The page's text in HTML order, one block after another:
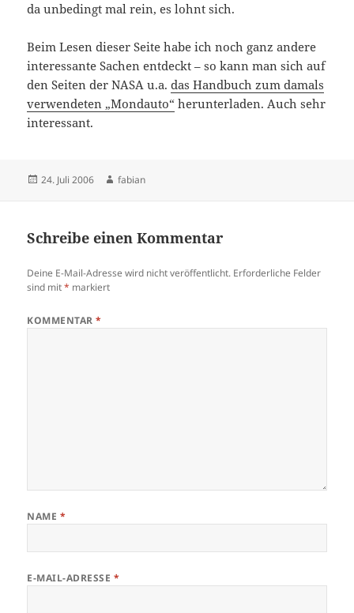
da unbedingt mal rein, es lohnt sich.
Beim Lesen dieser Seite habe ich noch ganz andere
interessante Sachen entdeckt – so kann man sich auf
den Seiten der NASA u.a.das Handbuch zum damals
verwendeten „Mondauto“ herunterladen. Auch sehr
interessant.
Veröffentlicht
24. Juli 2006 Autor
fabian
Schreibe einen Kommentar
Deine E-Mail-Adresse wird nicht veröffentlicht. Erforderliche Felder
sind mit* markiert
KOMMENTAR*
NAME *
E-MAIL-ADRESSE *